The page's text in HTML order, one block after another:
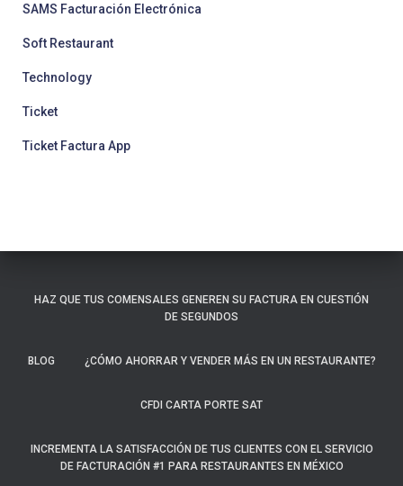
SAMS Facturación Electrónica
Soft Restaurant
Technology
Ticket
Ticket Factura App
HAZ QUE TUS COMENSALES GENEREN SU FACTURA EN CUESTIÓN
DE SEGUNDOS
BLOG ¿CÓMO AHORRAR Y VENDER MÁS EN UN RESTAURANTE?
CFDI CARTA PORTE SAT
INCREMENTA LA SATISFACCIÓN DE TUS CLIENTES CON EL SERVICIO
DE FACTURACIÓN #1 PARA RESTAURANTES EN MÉXICO